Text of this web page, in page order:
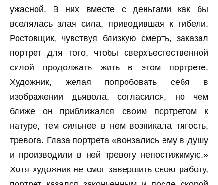
ужасной. В них вместе с деньгами как бы
вселялась злая сила, приводившая к гибели.
Ростовщик, чувствуя близкую смерть, заказал
портрет для того, чтобы сверхъестественной
силой продолжать жить в этом портрете.
Художник, желая попробовать себя в
изображении дьявола, согласился, но чем
ближе он приближался своим портретом к
натуре, тем сильнее в нем возникала тягость,
тревога. Глаза портрета «вонзались ему в душу
и производили в ней тревогу непостижимую.»
Хотя художник не смог завершить свою работу,